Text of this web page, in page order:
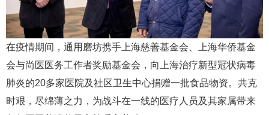
在疫情期间，通用磨坊携手上海慈善基金会、上海华侨基金
会与尚医医务工作者奖励基金会，向上海治疗新型冠状病毒
肺炎的20多家医院及社区卫生中心捐赠一批食品物资。共克
时艰，尽绵薄之力，为战斗在一线的医疗人员及其家属带来